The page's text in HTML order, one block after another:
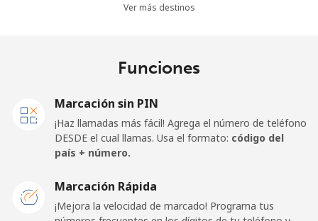
Línea fija ⁦28.5¢⁩
⁦32.5¢⁩ 30 min por ⁦$10⁩ -
Línea fija ⁦55.5¢⁩ 18 min por ⁦$10⁩
Ver más destinos
Funciones
Marcación sin PIN
¡Haz llamadas más fácil! Agrega el número de teléfono
DESDE el cual llamas. Usa el formato: código del
país + número.
Marcación Rápida
¡Mejora la velocidad de marcado! Programa tus